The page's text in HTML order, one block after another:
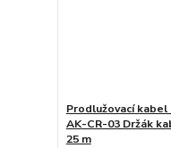
Prodlužovací
AK-CR-03 Držák
25 m